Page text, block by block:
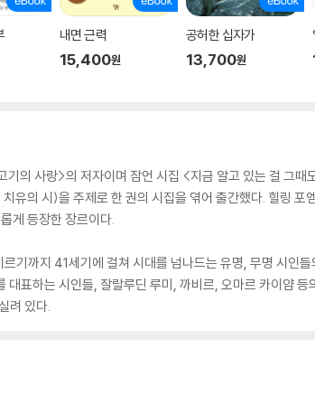
내면 근력
15,400원
공허한 십자가
13,700원
의 사랑>의 저자이며 잠언 시집 <지금 알고 있는 걸 그때
의 시)을 주제로 한 권의 시집을 엮어 출간했다. 힐링 포
게 등장한 장르이다.
기까지 41세기에 걸쳐 시대를 넘나드는 유명, 무명 시인
표하는 시인들, 잘랄루딘 루미, 까비르, 오마르 카이얌
려 있다.